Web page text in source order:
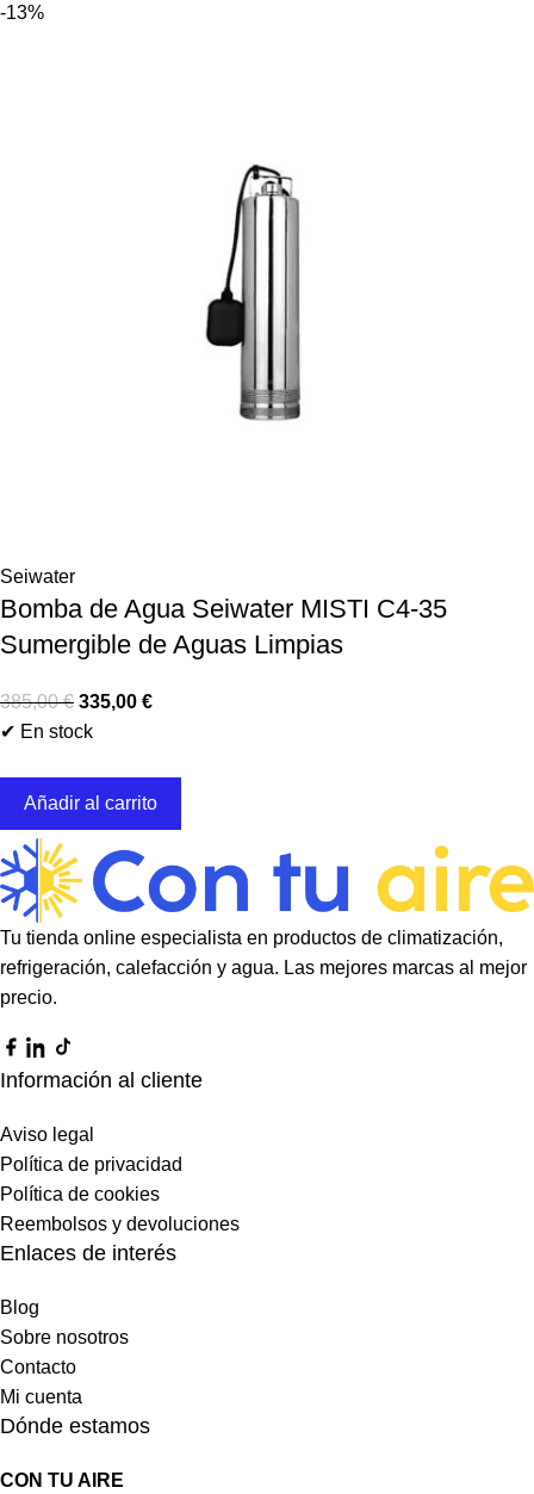
-13%
Seiwater
Bomba de Agua Seiwater MISTI C4-35
Sumergible de Aguas Limpias
385,00€ 335,00 €
✔ En stock
Añadir al carrito
Tu tienda online especialista en productos de climatización,
refrigeración, calefacción y agua. Las mejores marcas al mejor
precio.
Información al cliente
Aviso legal
Política de privacidad
Política de cookies
Reembolsos y devoluciones
Enlaces de interés
Blog
Sobre nosotros
Contacto
Mi cuenta
Dónde estamos
CON TU AIRE